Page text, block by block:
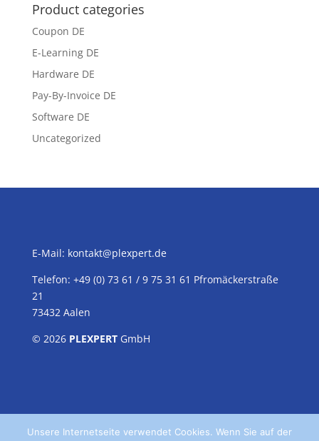
Product categories
Coupon DE
E-Learning DE
Hardware DE
Pay-By-Invoice DE
Software DE
Uncategorized
E-Mail: kontakt@plexpert.de
Telefon: +49 (0) 73 61 / 9 75 31 61 Pfromäckerstraße
21
73432 Aalen
© 2026 PLEXPERTGmbH
Unsere Internetseite verwendet Cookies. Wenn Sie auf der